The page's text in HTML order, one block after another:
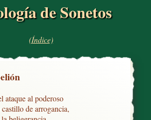
de Sonetos
(Índice)
ataque al poderoso
de arrogancia,